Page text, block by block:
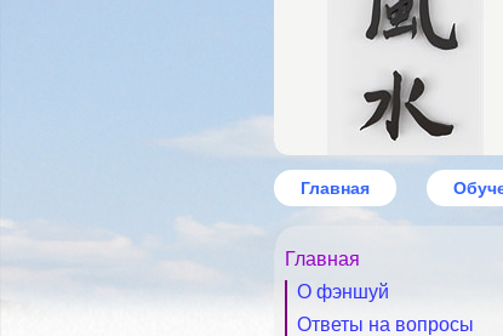
Главная
О фэншуй
Ответы на вопросы
Главная